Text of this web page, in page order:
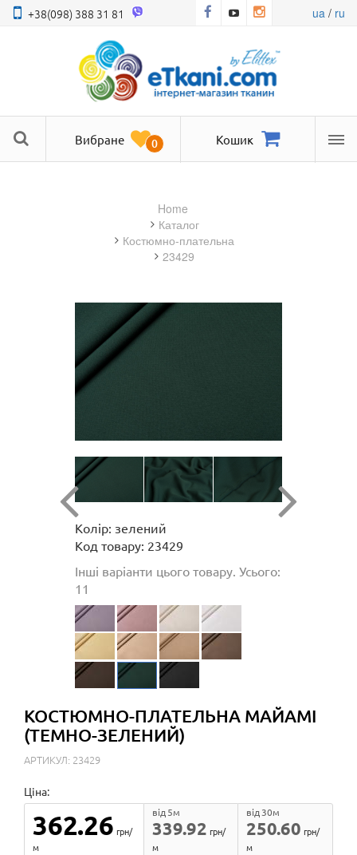
+38(098) 388 31 81 ua/ ru
Вибране 0 Кошик
Home
Каталог
костюмно-плательна
23429
Колір: зелений
Код товару: 23429
Інші варіанти цього товару. Усього:
11
КОСТЮМНО-ПЛАТЕЛЬНА МАЙАМІ
(ТЕМНО-ЗЕЛЕНИЙ)
АРТИКУЛ: 23429
Ціна:
362.26 грн/
м
339.92
від 5м
грн/
м
250.60
від 30м
грн/
м